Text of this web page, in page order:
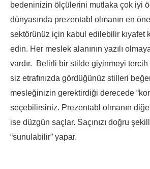
bedeninizin ölçülerini mutlaka çok iyi
dünyasında prezentabl olmanın en
sektörünüz için kabul edilebilir kıyafet
edin. Her meslek alanının yazılı
vardır. Belirli bir stilde giyinmeyi
siz etrafınızda gördüğünüz stilleri
mesleğinizin gerektirdiği derecede
seçebilirsiniz. Prezentabl olmanın
ise düzgün saçlar. Saçınızı doğru
“sunulabilir” yapar.